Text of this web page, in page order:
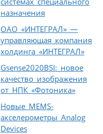
назначения
ОАО «ИНТЕГРАЛ» —
управляющая компания
холдинга «ИНТЕГРАЛ»
Gsense2020BSI: новое
качество изображения
от НПК «Фотоника»
Новые MEMS-
акселерометры Analog
Devices